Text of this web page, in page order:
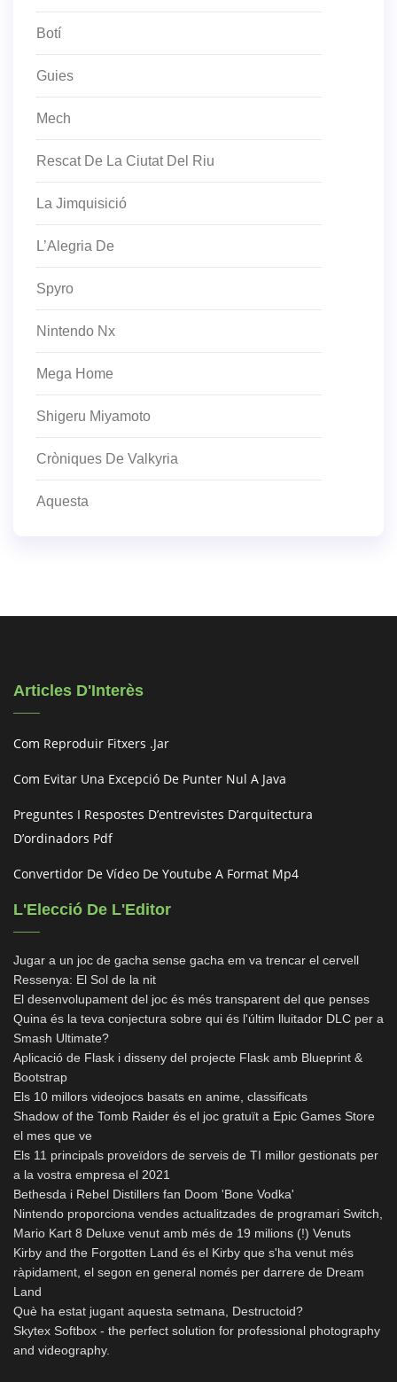
Botí
Guies
Mech
Rescat De La Ciutat Del Riu
La Jimquisició
L’Alegria De
Spyro
Nintendo Nx
Mega Home
Shigeru Miyamoto
Cròniques De Valkyria
Aquesta
Articles D'Interès
Com Reproduir Fitxers .jar
Com Evitar Una Excepció De Punter Nul A Java
Preguntes I Respostes D’entrevistes D’arquitectura
D’ordinadors Pdf
Convertidor De Vídeo De Youtube A Format Mp4
L'Elecció De L'Editor
Jugar a un joc de gacha sense gacha em va trencar el cervell
Ressenya: El Sol de la nit
El desenvolupament del joc és més transparent del que penses
Quina és la teva conjectura sobre qui és l'últim lluitador DLC per a
Smash Ultimate?
Aplicació de Flask i disseny del projecte Flask amb Blueprint &
Bootstrap
Els 10 millors videojocs basats en anime, classificats
Shadow of the Tomb Raider és el joc gratuït a Epic Games Store
el mes que ve
Els 11 principals proveïdors de serveis de TI millor gestionats per
a la vostra empresa el 2021
Bethesda i Rebel Distillers fan Doom 'Bone Vodka'
Nintendo proporciona vendes actualitzades de programari Switch,
Mario Kart 8 Deluxe venut amb més de 19 milions (!) Venuts
Kirby and the Forgotten Land és el Kirby que s'ha venut més
ràpidament, el segon en general només per darrere de Dream
Land
Què ha estat jugant aquesta setmana, Destructoid?
Skytex Softbox - the perfect solution for professional photography
and videography.